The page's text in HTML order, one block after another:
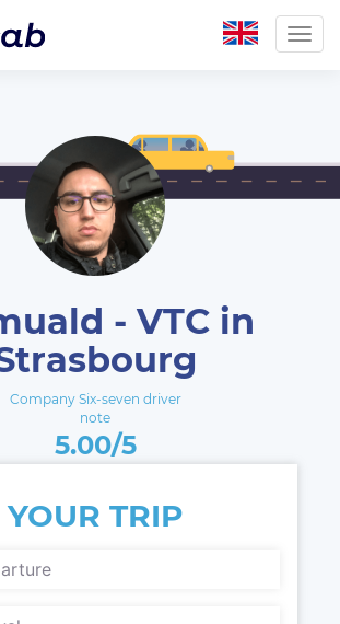
- VTC in
Company Six-seven driver
note
5.00/5
YOUR TRIP